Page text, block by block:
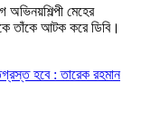
মেহের
তাঁকে আটক করে ডিবি।
হবে : তারেক রহমান